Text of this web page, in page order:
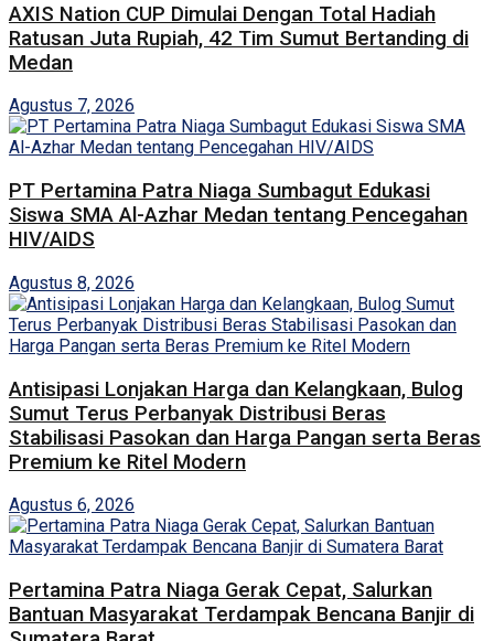
AXIS Nation CUP Dimulai Dengan Total Hadiah
Ratusan Juta Rupiah, 42 Tim Sumut Bertanding di
Medan
Agustus 7, 2026
PT Pertamina Patra Niaga Sumbagut Edukasi
Siswa SMA Al-Azhar Medan tentang Pencegahan
HIV/AIDS
Agustus 8, 2026
Antisipasi Lonjakan Harga dan Kelangkaan, Bulog
Sumut Terus Perbanyak Distribusi Beras
Stabilisasi Pasokan dan Harga Pangan serta Beras
Premium ke Ritel Modern
Agustus 6, 2026
Pertamina Patra Niaga Gerak Cepat, Salurkan
Bantuan Masyarakat Terdampak Bencana Banjir di